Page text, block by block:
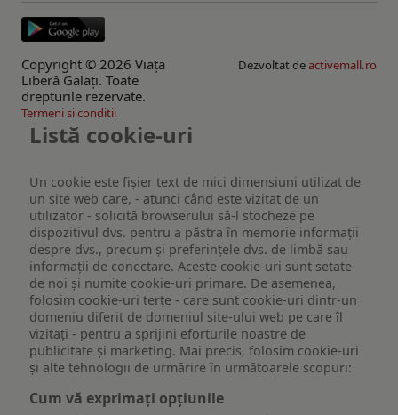
Copyright © 2026 Viaţa
Liberă Galaţi. Toate
drepturile rezervate.
Dezvoltat deactivemall.ro
Termeni si conditii
Listă cookie-uri
Un cookie este fişier text de mici dimensiuni utilizat de
un site web care, - atunci când este vizitat de un
utilizator - solicită browserului să-l stocheze pe
dispozitivul dvs. pentru a păstra în memorie informații
despre dvs., precum și preferințele dvs. de limbă sau
informații de conectare. Aceste cookie-uri sunt setate
de noi și numite cookie-uri primare. De asemenea,
folosim cookie-uri terțe - care sunt cookie-uri dintr-un
domeniu diferit de domeniul site-ului web pe care îl
vizitați - pentru a sprijini eforturile noastre de
publicitate și marketing. Mai precis, folosim cookie-uri
și alte tehnologii de urmărire în următoarele scopuri:
Cum vă exprimați opțiunile